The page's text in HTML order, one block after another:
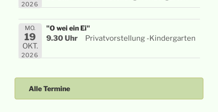
2026
MO.
19
OKT.
2026
"O wei ein Ei"
9.30 Uhr Privatvorstellung -Kindergarten
Alle Termine